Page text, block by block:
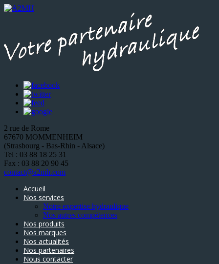
2 rue de Rome
67670 MOMMENHEIM
(Strasbourg - Bas-Rhin - Alsace)
Tel : 03 88 18 25 31
Fax : 03 88 20 90 45
contact@a2mh.com
Accueil
Nos services
Notre expertise hydraulique
Nos autres compétences
Nos produits
Nos marques
Nos actualités
Nos partenaires
Nous contacter